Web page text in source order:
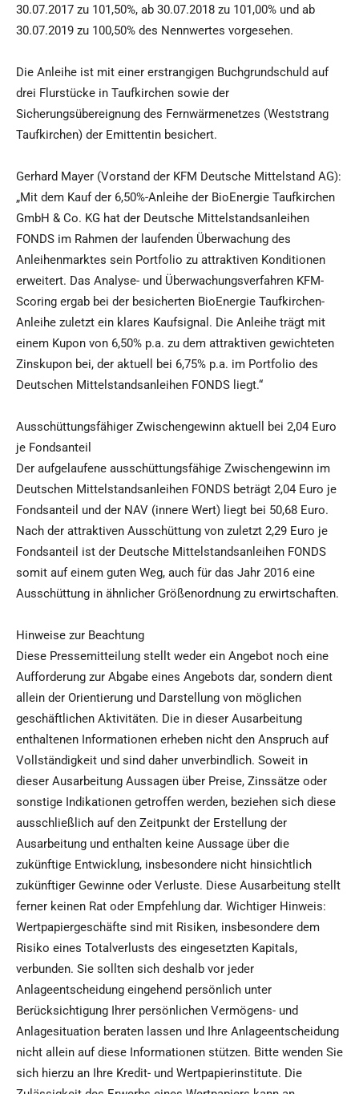
30.07.2017 zu 101,50%, ab 30.07.2018 zu 101,00% und ab
30.07.2019 zu 100,50% des Nennwertes vorgesehen.
Die Anleihe ist mit einer erstrangigen Buchgrundschuld auf
drei Flurstücke in Taufkirchen sowie der
Sicherungsübereignung des Fernwärmenetzes (Weststrang
Taufkirchen) der Emittentin besichert.
Gerhard Mayer (Vorstand der KFM Deutsche Mittelstand AG):
„Mit dem Kauf der 6,50%-Anleihe der BioEnergie Taufkirchen
GmbH & Co. KG hat der Deutsche Mittelstandsanleihen
FONDS im Rahmen der laufenden Überwachung des
Anleihenmarktes sein Portfolio zu attraktiven Konditionen
erweitert. Das Analyse- und Überwachungsverfahren KFM-
Scoring ergab bei der besicherten BioEnergie Taufkirchen-
Anleihe zuletzt ein klares Kaufsignal. Die Anleihe trägt mit
einem Kupon von 6,50% p.a. zu dem attraktiven gewichteten
Zinskupon bei, der aktuell bei 6,75% p.a. im Portfolio des
Deutschen Mittelstandsanleihen FONDS liegt.“
Ausschüttungsfähiger Zwischengewinn aktuell bei 2,04 Euro
je Fondsanteil
Der aufgelaufene ausschüttungsfähige Zwischengewinn im
Deutschen Mittelstandsanleihen FONDS beträgt 2,04 Euro je
Fondsanteil und der NAV (innere Wert) liegt bei 50,68 Euro.
Nach der attraktiven Ausschüttung von zuletzt 2,29 Euro je
Fondsanteil ist der Deutsche Mittelstandsanleihen FONDS
somit auf einem guten Weg, auch für das Jahr 2016 eine
Ausschüttung in ähnlicher Größenordnung zu erwirtschaften.
Hinweise zur Beachtung
Diese Pressemitteilung stellt weder ein Angebot noch eine
Aufforderung zur Abgabe eines Angebots dar, sondern dient
allein der Orientierung und Darstellung von möglichen
geschäftlichen Aktivitäten. Die in dieser Ausarbeitung
enthaltenen Informationen erheben nicht den Anspruch auf
Vollständigkeit und sind daher unverbindlich. Soweit in
dieser Ausarbeitung Aussagen über Preise, Zinssätze oder
sonstige Indikationen getroffen werden, beziehen sich diese
ausschließlich auf den Zeitpunkt der Erstellung der
Ausarbeitung und enthalten keine Aussage über die
zukünftige Entwicklung, insbesondere nicht hinsichtlich
zukünftiger Gewinne oder Verluste. Diese Ausarbeitung stellt
ferner keinen Rat oder Empfehlung dar. Wichtiger Hinweis:
Wertpapiergeschäfte sind mit Risiken, insbesondere dem
Risiko eines Totalverlusts des eingesetzten Kapitals,
verbunden. Sie sollten sich deshalb vor jeder
Anlageentscheidung eingehend persönlich unter
Berücksichtigung Ihrer persönlichen Vermögens- und
Anlagesituation beraten lassen und Ihre Anlageentscheidung
nicht allein auf diese Informationen stützen. Bitte wenden Sie
sich hierzu an Ihre Kredit- und Wertpapierinstitute. Die